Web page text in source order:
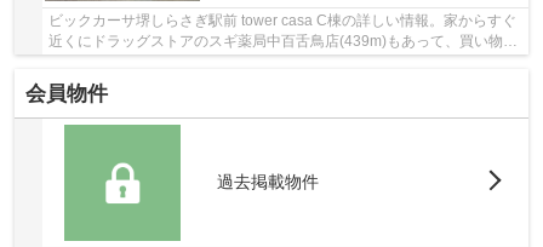
ビックカーサ堺しらさぎ駅前 tower casa C棟の詳しい情報。家からすぐ
近くにドラッグストアのスギ薬局中百舌鳥店(439m)もあって、買い物し
会員物件
過去掲載物件